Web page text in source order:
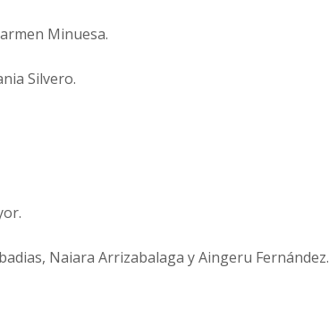
Minuesa.
Silvero.
Naiara Arrizabalaga y Aingeru Fernández.